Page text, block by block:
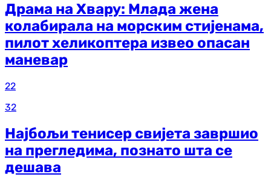
Драма на Хвару: Млада жена
колабирала на морским стијенама,
пилот хеликоптера извео опасан
маневар
22
32
Најбољи тенисер свијета завршио
на прегледима, познато шта се
дешава